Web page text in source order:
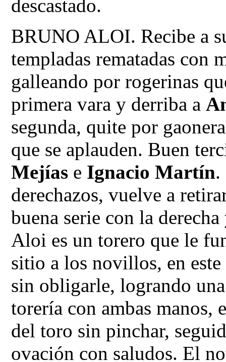
descastado.
BRUNO ALOI. Recibe a
templadas rematadas
galleando por rogerinas
primera vara y derriba a
segunda, quite por
que se aplauden. Buen
Mejías e Ignacio Martín.
derechazos, vuelve a
buena serie con la
Aloi es un torero que le
sitio a los novillos, en
sin obligarle, logrando
torería con ambas manos,
del toro sin pinchar,
ovación con saludos. El